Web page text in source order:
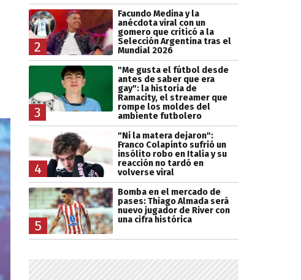
2
Facundo Medina y la
anécdota viral con un
gomero que criticó a la
Selección Argentina tras el
Mundial 2026
3
"Me gusta el fútbol desde
antes de saber que era
gay": la historia de
Ramacity, el streamer que
rompe los moldes del
ambiente futbolero
4
"Ni la matera dejaron":
Franco Colapinto sufrió un
insólito robo en Italia y su
reacción no tardó en
volverse viral
5
Bomba en el mercado de
pases: Thiago Almada será
nuevo jugador de River con
una cifra histórica